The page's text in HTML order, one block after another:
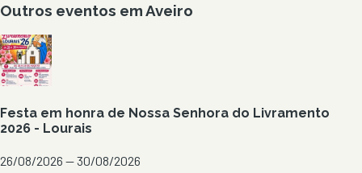
Outros eventos emAveiro
Festa em honra de Nossa Senhora do Livramento
2026 - Lourais
26/08/2026 — 30/08/2026